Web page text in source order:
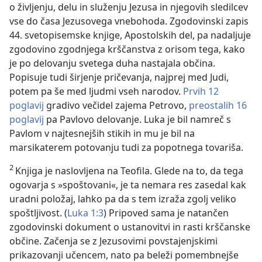
o življenju, delu in služenju Jezusa in njegovih sledilcev
vse do časa Jezusovega vnebohoda. Zgodovinski zapis
44. svetopisemske knjige, Apostolskih del, pa nadaljuje
zgodovino zgodnjega krščanstva z orisom tega, kako
je po delovanju svetega duha nastajala občina.
Popisuje tudi širjenje pričevanja, najprej med Judi,
potem pa še med ljudmi vseh narodov. Prvih 12
poglavij gradivo večidel zajema Petrovo, preostalih 16
poglavij pa Pavlovo delovanje. Luka je bil namreč s
Pavlom v najtesnejših stikih in mu je bil na
marsikaterem potovanju tudi za popotnega tovariša.
2 Knjiga je naslovljena na Teofila. Glede na to, da tega
ogovarja s »spoštovani«, je ta nemara res zasedal kak
uradni položaj, lahko pa da s tem izraža zgolj veliko
spoštljivost. (Luka 1:3) Pripoved sama je natančen
zgodovinski dokument o ustanovitvi in rasti krščanske
občine. Začenja se z Jezusovimi povstajenjskimi
prikazovanji učencem, nato pa beleži pomembnejše